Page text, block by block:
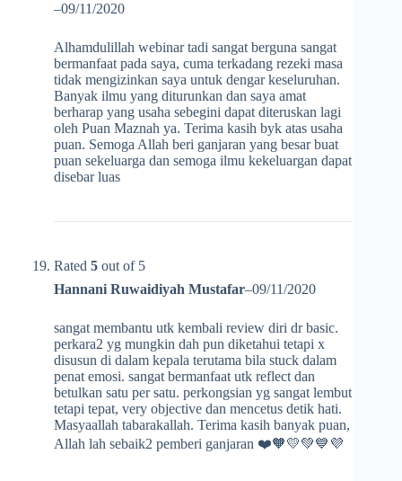
–09/11/2020
Alhamdulillah webinar tadi sangat berguna sangat
bermanfaat pada saya, cuma terkadang rezeki masa
tidak mengizinkan saya untuk dengar keseluruhan.
Banyak ilmu yang diturunkan dan saya amat
berharap yang usaha sebegini dapat diteruskan lagi
oleh Puan Maznah ya. Terima kasih byk atas usaha
puan. Semoga Allah beri ganjaran yang besar buat
puan sekeluarga dan semoga ilmu kekeluargan dapat
disebar luas
Rated 5 out of 5
Hannani Ruwaidiyah Mustafar–09/11/2020
sangat membantu utk kembali review diri dr basic.
perkara2 yg mungkin dah pun diketahui tetapi x
disusun di dalam kepala terutama bila stuck dalam
penat emosi. sangat bermanfaat utk reflect dan
betulkan satu per satu. perkongsian yg sangat lembut
tetapi tepat, very objective dan mencetus detik hati.
Masyaallah tabarakallah. Terima kasih banyak puan,
Allah lah sebaik2 pemberi ganjaran ❤️🧡💛💚💙💜